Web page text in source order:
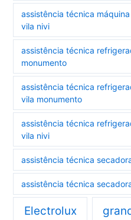
assistência técnica
vila nivi
assistência técnica
monumento
assistência técnica
vila monumento
assistência técnica
vila nivi
assistência técnica
assistência técnica
Electrolux